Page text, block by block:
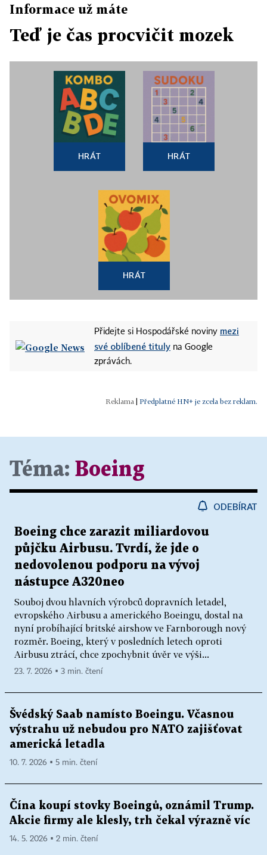
Informace už máte
Teď je čas procvičit mozek
HRÁT HRÁT
HRÁT
Přidejte si Hospodářské noviny mezi
své oblíbené tituly na Google
zprávách.
Předplatné HN+ je zcela bez reklam.
Téma: Boeing
ODEBÍRAT
Boeing chce zarazit miliardovou
půjčku Airbusu. Tvrdí, že jde o
nedovolenou podporu na vývoj
nástupce A320neo
Souboj dvou hlavních výrobců dopravních letadel,
evropského Airbusu a amerického Boeingu, dostal na
nyní probíhající britské airshow ve Farnborough nový
rozměr. Boeing, který v posledních letech oproti
Airbusu ztrácí, chce zpochybnit úvěr ve výši...
23. 7. 2026 ▪ 3 min. čtení
Švédský Saab namísto Boeingu. Včasnou
výstrahu už nebudou pro NATO zajišťovat
americká letadla
10. 7. 2026 ▪ 5 min. čtení
Čína koupí stovky Boeingů, oznámil Trump.
Akcie firmy ale klesly, trh čekal výrazně víc
14. 5. 2026 ▪ 2 min. čtení